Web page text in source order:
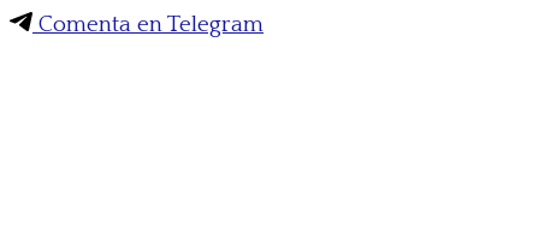
Comenta en Telegram